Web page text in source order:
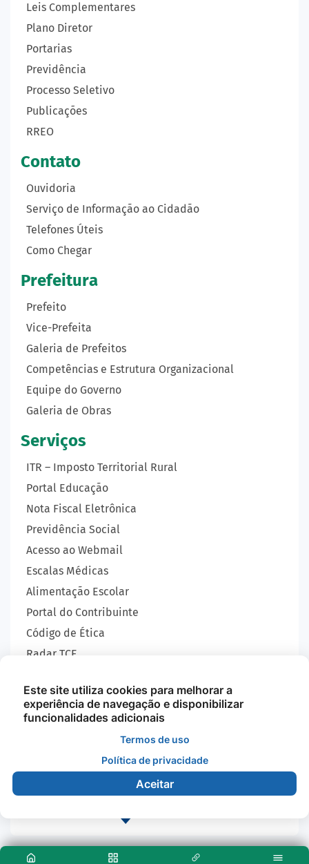
Leis Complementares
Plano Diretor
Portarias
Previdência
Processo Seletivo
Publicações
RREO
Contato
Ouvidoria
Serviço de Informação ao Cidadão
Telefones Úteis
Como Chegar
Prefeitura
Prefeito
Vice-Prefeita
Galeria de Prefeitos
Competências e Estrutura Organizacional
Equipe do Governo
Galeria de Obras
Serviços
ITR – Imposto Territorial Rural
Portal Educação
Nota Fiscal Eletrônica
Previdência Social
Acesso ao Webmail
Escalas Médicas
Alimentação Escolar
Portal do Contribuinte
Código de Ética
Radar TCE
SIC
GEOBRAS
Todos os Direitos Reservados - Prefeitura Municipal
de Nova Monte Verde - 2026
Este site utiliza cookies para melhorar a
experiência de navegação e disponibilizar
funcionalidades adicionais
Termos de uso
Política de privacidade
Aceitar